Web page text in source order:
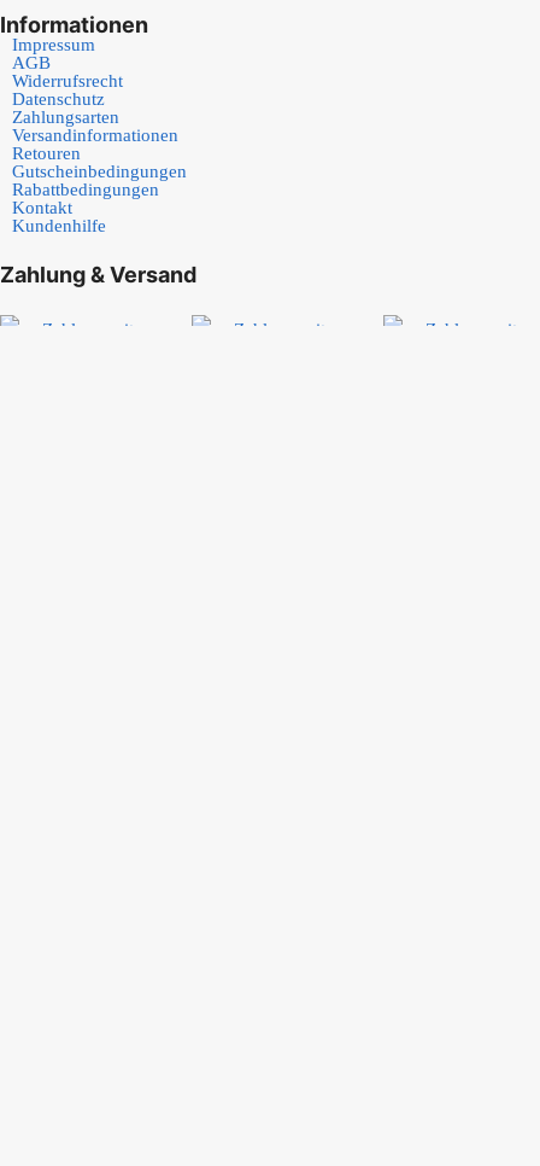
Informationen
Impressum
AGB
Widerrufsrecht
Datenschutz
Zahlungsarten
Versandinformationen
Retouren
Gutscheinbedingungen
Rabattbedingungen
Kontakt
Kundenhilfe
Zahlung & Versand